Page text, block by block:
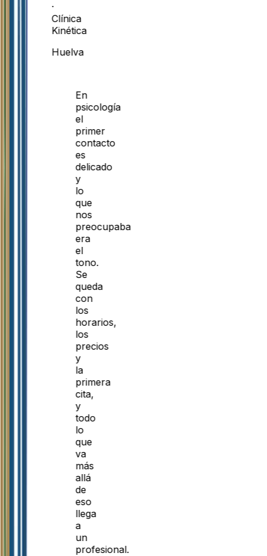
·
Clínica
Kinética
Huelva
En
psicología
el
primer
contacto
es
delicado
y
lo
que
nos
preocupaba
era
el
tono.
Se
queda
con
los
horarios,
los
precios
y
la
primera
cita,
y
todo
lo
que
va
más
allá
de
eso
llega
a
un
profesional.